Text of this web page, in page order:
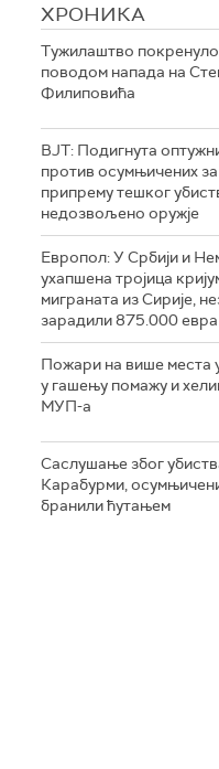
ХРОНИКА
Тужилаштво покренуло
поводом напада на
Филиповића
ВЈТ: Подигнута
против осумњичених за
припрему тешког
недозвољено оружје
Европол: У Србији и
ухапшена тројица
миграната из Сирије,
зарадили 875.000 евра
Пожари на више места
у гашењу помажу и
МУП-а
Саслушање због
Карабурми,
бранили ћутањем